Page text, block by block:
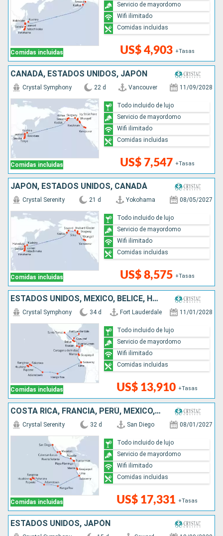
Comidas incluidas US$ 4,903 +Tasas
Servicio de mayordomo
Wifi ilimitado
Comidas incluidas
CANADÁ, ESTADOS UNIDOS, JAPÓN
Comidas incluidas
Crystal Symphony 22 d Vancouver 11/09/2028
US$ 7,547 +Tasas
Todo incluido de lujo
Servicio de mayordomo
Wifi ilimitado
Comidas incluidas
JAPÓN, ESTADOS UNIDOS, CANADÁ
Comidas incluidas
Crystal Serenity 21 d Yokohama 08/05/2027
US$ 8,575 +Tasas
Todo incluido de lujo
Servicio de mayordomo
Wifi ilimitado
Comidas incluidas
ESTADOS UNIDOS, MÉXICO, BELICE, HONDURAS, COSTA RICA, COLOMBIA, PANAMÁ, ECUADOR, PERÚ, CHILE, REINO UNIDO, FRANCIA
Comidas incluidas
Crystal Symphony 34 d Fort Lauderdale 11/01/2028
US$ 13,910 +Tasas
Todo incluido de lujo
Servicio de mayordomo
Wifi ilimitado
Comidas incluidas
COSTA RICA, FRANCIA, PERÚ, MÉXICO, ECUADOR, ESTADOS UNIDOS, SALVADOR, REINO UNIDO, CHILE
Comidas incluidas
Crystal Serenity 32 d San Diego 08/01/2027
US$ 17,331 +Tasas
Todo incluido de lujo
Servicio de mayordomo
Wifi ilimitado
Comidas incluidas
ESTADOS UNIDOS, JAPÓN